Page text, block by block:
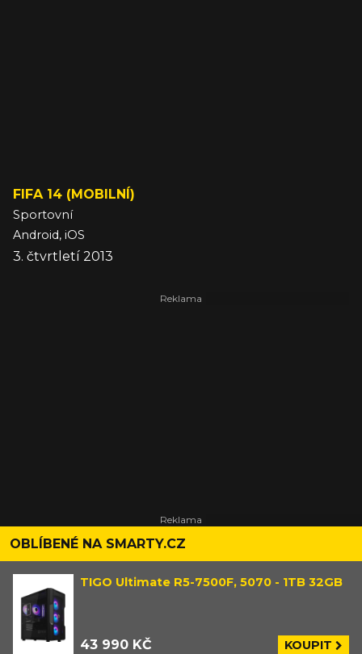
FIFA 14 (MOBILNÍ)
Sportovní
Android, iOS
3. čtvrtletí 2013
OBLÍBENÉ NA SMARTY.CZ
TIGO Ultimate R5-7500F, 5070 - 1TB 32GB
43 990 KČ KOUPIT